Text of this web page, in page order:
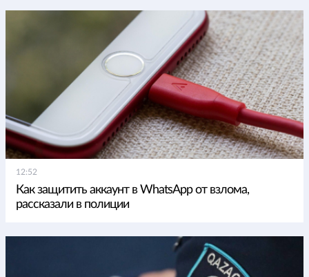
12:52
Как защитить аккаунт в WhatsApp от взлома,
рассказали в полиции